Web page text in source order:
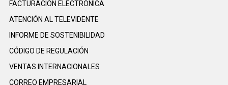
FACTURACIÓN ELECTRÓNICA
ATENCIÓN AL TELEVIDENTE
INFORME DE SOSTENIBILIDAD
CÓDIGO DE REGULACIÓN
VENTAS INTERNACIONALES
CORREO EMPRESARIAL